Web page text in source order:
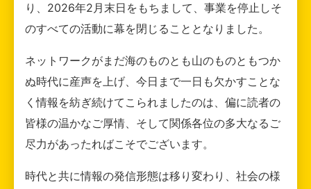
り、2026年2月末日をもちまして、事業を停止しそ
のすべての活動に幕を閉じることとなりました。
ネットワークがまだ海のものとも山のものともつか
ぬ時代に産声を上げ、今日まで一日も欠かすことな
く情報を紡ぎ続けてこられましたのは、偏に読者の
皆様の温かなご厚情、そして関係各位の多大なるご
尽力があったればこそでございます。
時代と共に情報の発信形態は移り変わり、社会の様